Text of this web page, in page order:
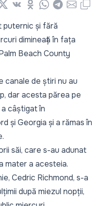
Vkontakte
Odnoklassniki
WhatsApp
Telegram
EmailCopy
puternic și fără
dimineață în fața
Beach County
canale de știri nu au
dar acesta părea pe
câștigat în
și Georgia și a rămas în
săi, care s-au adunat
mater a acesteia.
Cedric Richmond, s-a
după miezul nopții,